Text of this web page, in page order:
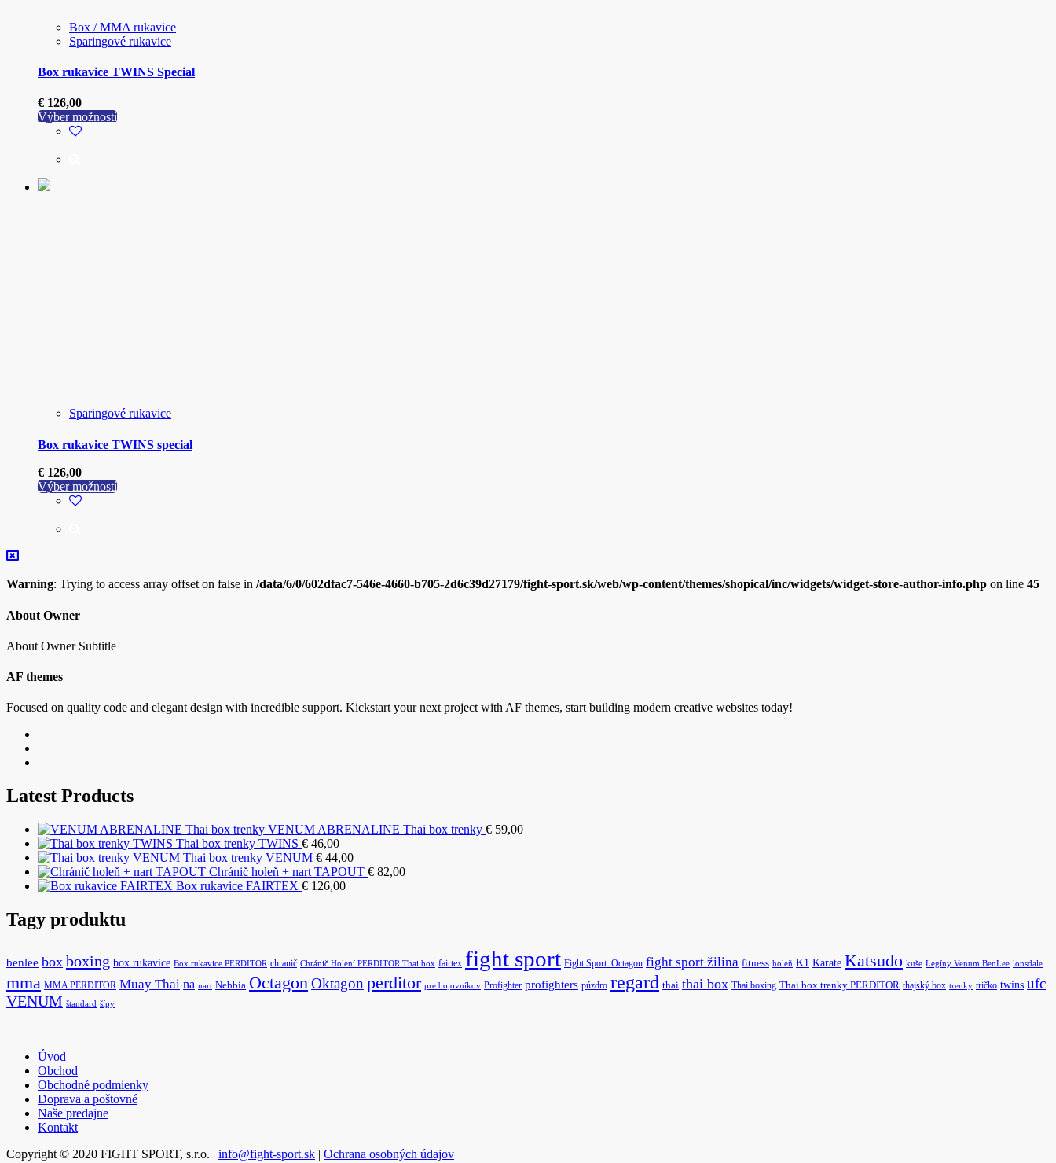
Box / MMA rukavice
Sparingové rukavice
Box rukavice TWINS Special
€ 126,00
Výber možnostíTento
Sparingové rukavice
Box rukavice TWINS special
€ 126,00
Výber možnostíTento
môžete
Warning: Trying to access array offset on false in /data/6/0/602dfac7-546e-4660-b705-2d6c39d27179/fight-sport.sk/web/wp-content/themes/shopical/inc/widgets/widget-store-author-info.php on line 45
About Owner
About Owner Subtitle
AF themes
Focused on quality code and elegant design with incredible support. Kickstart your next project with AF themes, start building modern creative websites today!
Latest Products
VENUM ABRENALINE Thai box trenky € 59,00
Thai box trenky TWINS € 46,00
Thai box trenky VENUM € 44,00
Chránič holeň + nart TAPOUT € 82,00
Box rukavice FAIRTEX € 126,00
Tagy produktu
benlee box boxing box rukavice Box rukavice PERDITOR chranič Chránič Holení PERDITOR Thai box fairtex fight sport Fight Sport. Octagon fight sport žilina fitness holeň K1 Karate Katsudo kuše Legíny Venum BenLee lonsdale
mma MMA PERDITOR Muay Thai na nart Nebbia OctagonOktagon perditor pre bojovníkov Profighter profighters púzdro regard thai thai box Thai boxing Thai box trenky PERDITOR thajský box trenky tričko twins ufc
VENUM štandard šípy
Úvod
Obchod
Obchodné podmienky
Doprava a poštovné
Naše predajne
Kontakt
Copyright © 2020 FIGHT SPORT, s.r.o. | info@fight-sport.sk | Ochrana osobných údajov